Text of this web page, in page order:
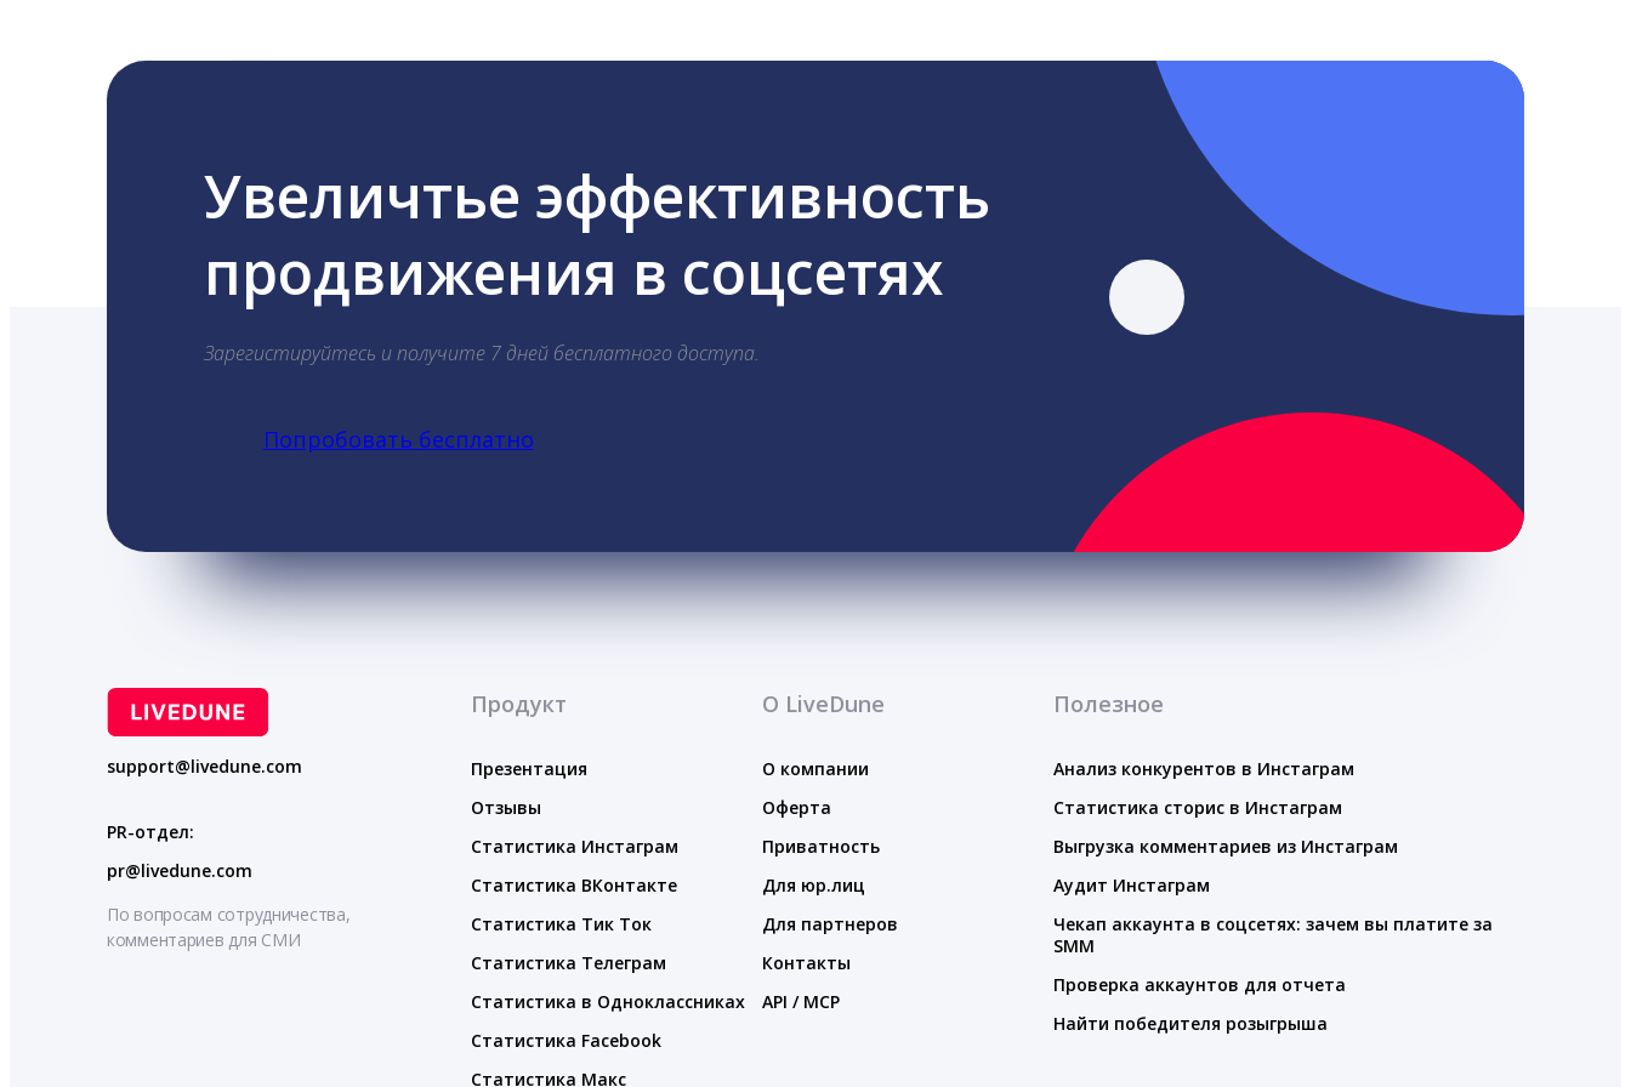
Увеличтье эффективность
продвижения в соцсетях
Зарегистируйтесь и получите 7 дней бесплатного доступа.
Попробовать бесплатно
support@livedune.com
PR-отдел:
pr@livedune.com
По вопросам сотрудничества,
комментариев для СМИ
Продукт
Презентация
Отзывы
Статистика Инстаграм
Статистика ВКонтакте
Статистика Тик Ток
Статистика Телеграм
Статистика в Одноклассниках
Статистика Facebook
Статистика Макс
О LiveDune
О компании
Оферта
Приватность
Для юр.лиц
Для партнеров
Контакты
API / MCP
Полезное
Анализ конкурентов в Инстаграм
Статистика сторис в Инстаграм
Выгрузка комментариев из Инстаграм
Аудит Инстаграм
Чекап аккаунта в соцсетях: зачем вы платите за
SMM
Проверка аккаунтов для отчета
Найти победителя розыгрыша